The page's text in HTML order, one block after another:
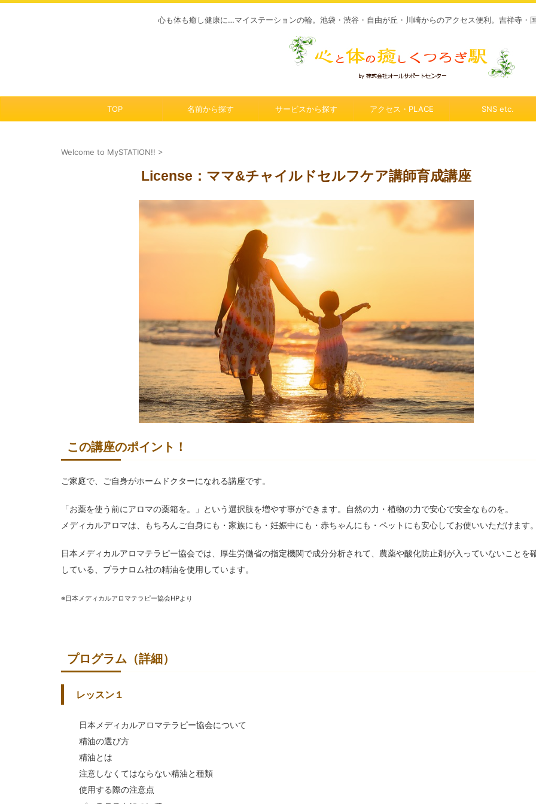
心も体も癒し健康に…マイステーションの輪。池袋・渋谷・自由が丘・川崎からのアクセス便利。吉祥寺・
TOP 名前から探す サービスから探す アクセス・PLACE SNS etc.
Welcome to MySTATION!! >
License：ママ&チャイルドセルフケア講師育成講座
この講座のポイント！
ご家庭で、ご自身がホームドクターになれる講座です。
「お薬を使う前にアロマの薬箱を。」という選択肢を増やす事ができます。自然の力・植物の力で安心で安全なものを。
メディカルアロマは、もちろんご自身にも・家族にも・妊娠中にも・赤ちゃんにも・ペットにも安心してお使いいただけます
日本メディカルアロマテラピー協会では、厚生労働省の指定機関で成分分析されて、農薬や酸化防止剤が入っていないことを
している、プラナロム社の精油を使用しています。
※日本メディカルアロマテラピー協会HPより
プログラム（詳細）
レッスン１
日本メディカルアロマテラピー協会について
精油の選び方
精油とは
注意しなくてはならない精油と種類
使用する際の注意点